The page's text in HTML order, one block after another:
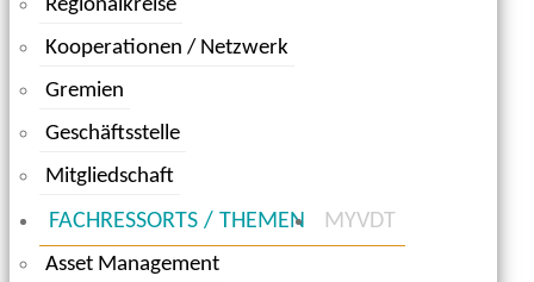
Regionalkreise
Kooperationen / Netzwerk
Gremien
Geschäftsstelle
Mitgliedschaft
FACHRESSORTS / THEMEN
Asset Management
MYVDT